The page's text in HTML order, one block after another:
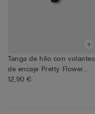
Tanga de hilo con volantes
de encaje Pretty Flower...
12,90 €